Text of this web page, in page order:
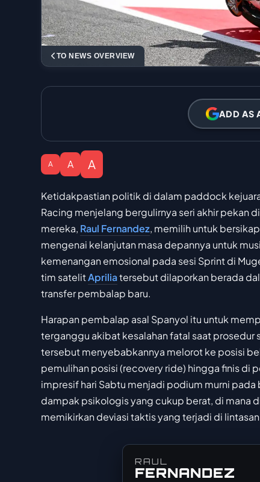
TO NEWS OVERVIEW
ADD AS
A A A
Ketidakpastian politik di dalam paddock
Racing menjelang bergulirnya seri akhir pekan
mereka, Raul Fernandez, memilih untuk
mengenai kelanjutan masa depannya untuk
kemenangan emosional pada sesi Sprint di
tim satelitApriliatersebut dilaporkan berada
transfer pembalap baru.
Harapan pembalap asal Spanyol itu untuk
terganggu akibat kesalahan fatal saat prosedur
tersebut menyebabkannya melorot ke posisi
pemulihan posisi (recovery ride) hingga finis di
impresif hari Sabtu menjadi podium murni
dampak psikologis yang cukup berat, di mana
memikirkan deviasi taktis yang terjadi di
RAUL
FERNANDEZ